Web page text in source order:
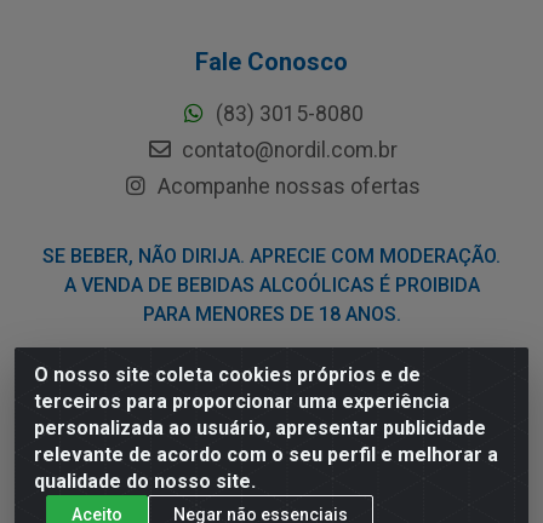
O nosso site coleta cookies próprios e de
terceiros para proporcionar uma experiência
personalizada ao usuário, apresentar publicidade
relevante de acordo com o seu perfil e melhorar a
qualidade do nosso site.
Aceito Negar não essenciais
Fale Conosco
(83) 3015-8080
contato@nordil.com.br
Acompanhe nossas ofertas
SE BEBER, NÃO DIRIJA. APRECIE COM MODERAÇÃO.
A VENDA DE BEBIDAS ALCOÓLICAS É PROIBIDA
PARA MENORES DE 18 ANOS.
Nordil Distribuidora - Avenida Liberdade, 2738, Bloco F -
Sesi - Bayeux/PB - CEP 58.111-400 - CNPJ
03.775.813/0001-41